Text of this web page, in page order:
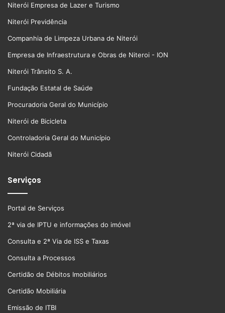
Niterói Empresa de Lazer e Turismo
Niterói Previdência
Companhia de Limpeza Urbana de Niterói
Empresa de Infraestrutura e Obras de Niteroi - ION
Niterói Trânsito S. A.
Fundação Estatal de Saúde
Procuradoria Geral do Município
Niterói de Bicicleta
Controladoria Geral do Município
Niterói Cidadã
Serviços
Portal de Serviços
2ª via de IPTU e informações do imóvel
Consulta e 2ª Via de ISS e Taxas
Consulta a Processos
Certidão de Débitos Imobiliários
Certidão Mobiliária
Emissão de ITBI